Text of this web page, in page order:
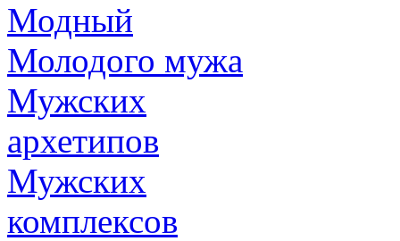
Модный
Молодого мужа
Мужских
архетипов
Мужских
комплексов